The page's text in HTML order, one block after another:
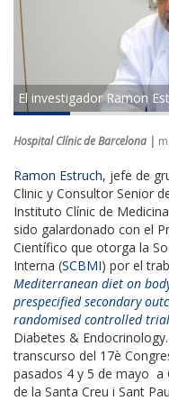
El investigador Ramon
Hospital Clínic de Barcelona |
Ramon Estruch, jefe de
Clinic y Consultor Senior
Instituto Clínic de
sido galardonado con el
Científico que otorga la
Interna (SCBMI) por el
Mediterranean diet on
prespecified secondary
randomised controlled trial
Diabetes &
transcurso del 17è
pasados 4 y 5 de mayo a
de la Santa Creu i Sant